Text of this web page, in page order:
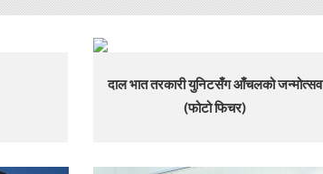
दाल भात तरकारी युनिटसँग आँचलको जन्मोत्सव
(फोटो फिचर)